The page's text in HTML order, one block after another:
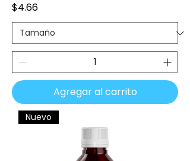
Precio
$4.66
Agregar al carrito
Nuevo